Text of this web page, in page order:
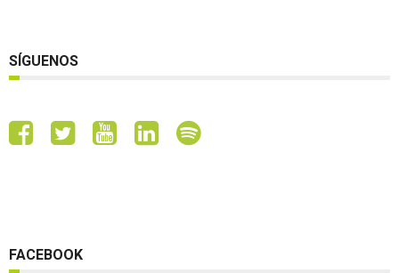
SÍGUENOS
FACEBOOK